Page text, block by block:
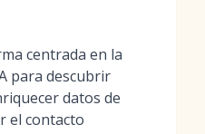
centrada en la
para descubrir
datos de
el contacto